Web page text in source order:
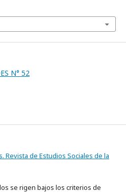
N° 52
Revista de Estudios Sociales de la
se rigen bajos los criterios de